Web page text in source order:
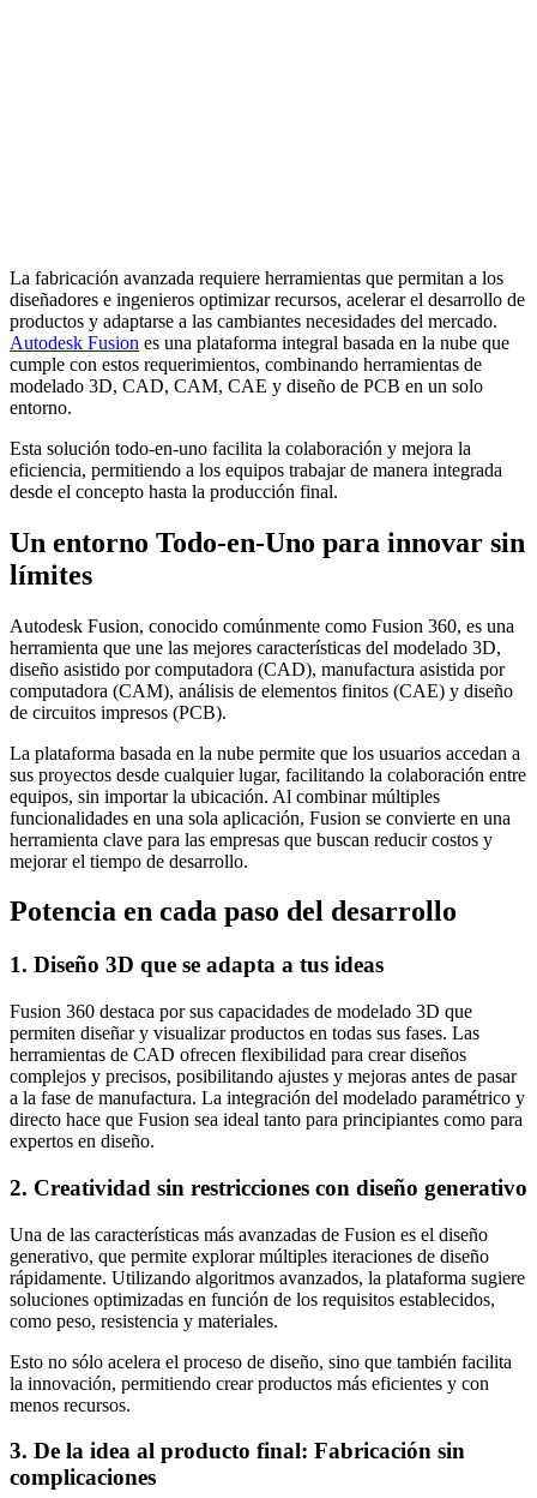
La fabricación avanzada requiere herramientas que permitan a los
diseñadores e ingenieros optimizar recursos, acelerar el desarrollo de
productos y adaptarse a las cambiantes necesidades del mercado.
Autodesk Fusion es una plataforma integral basada en la nube que
cumple con estos requerimientos, combinando herramientas de
modelado 3D, CAD, CAM, CAE y diseño de PCB en un solo
entorno.
Esta solución todo-en-uno facilita la colaboración y mejora la
eficiencia, permitiendo a los equipos trabajar de manera integrada
desde el concepto hasta la producción final.
Un entorno Todo-en-Uno para innovar sin
límites
Autodesk Fusion, conocido comúnmente como Fusion 360, es una
herramienta que une las mejores características del modelado 3D,
diseño asistido por computadora (CAD), manufactura asistida por
computadora (CAM), análisis de elementos finitos (CAE) y diseño
de circuitos impresos (PCB).
La plataforma basada en la nube permite que los usuarios accedan a
sus proyectos desde cualquier lugar, facilitando la colaboración entre
equipos, sin importar la ubicación. Al combinar múltiples
funcionalidades en una sola aplicación, Fusion se convierte en una
herramienta clave para las empresas que buscan reducir costos y
mejorar el tiempo de desarrollo.
Potencia en cada paso del desarrollo
1. Diseño 3D que se adapta a tus ideas
Fusion 360 destaca por sus capacidades de modelado 3D que
permiten diseñar y visualizar productos en todas sus fases. Las
herramientas de CAD ofrecen flexibilidad para crear diseños
complejos y precisos, posibilitando ajustes y mejoras antes de pasar
a la fase de manufactura. La integración del modelado paramétrico y
directo hace que Fusion sea ideal tanto para principiantes como para
expertos en diseño.
2. Creatividad sin restricciones con diseño generativo
Una de las características más avanzadas de Fusion es el diseño
generativo, que permite explorar múltiples iteraciones de diseño
rápidamente. Utilizando algoritmos avanzados, la plataforma sugiere
soluciones optimizadas en función de los requisitos establecidos,
como peso, resistencia y materiales.
Esto no sólo acelera el proceso de diseño, sino que también facilita
la innovación, permitiendo crear productos más eficientes y con
menos recursos.
3. De la idea al producto final: Fabricación sin
complicaciones